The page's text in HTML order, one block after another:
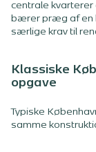
centrale kvarterer
bærer præg af en
særlige krav til
Klassiske
opgave
Typiske
samme